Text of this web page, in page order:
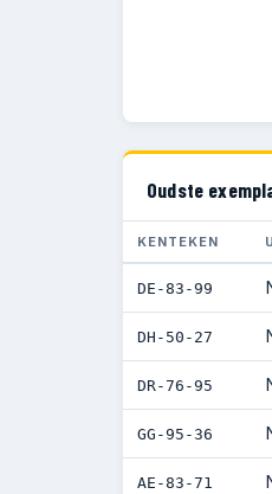
Oudste
KENTEKEN
DE-83-99
DH-50-27
DR-76-95
GG-95-36
AE-83-71